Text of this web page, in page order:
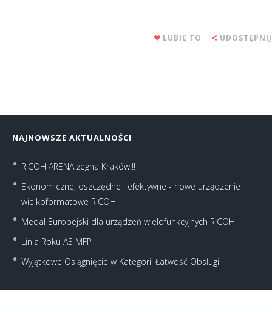
LUBIĘ TO UDOSTĘPNIJ
NAJNOWSZE AKTUALNOŚCI
RICOH ARENA żegna Kraków!!!
Ekonomiczne, oszczędne i efektywne - nowe urządzenie
wielkoformatowe RICOH
Medal Europejski dla urządzeń wielofunkcyjnych RICOH
Linia Roku A3 MFP
Wyjątkowe Osiągnięcie w Kategorii Łatwość Obsługi